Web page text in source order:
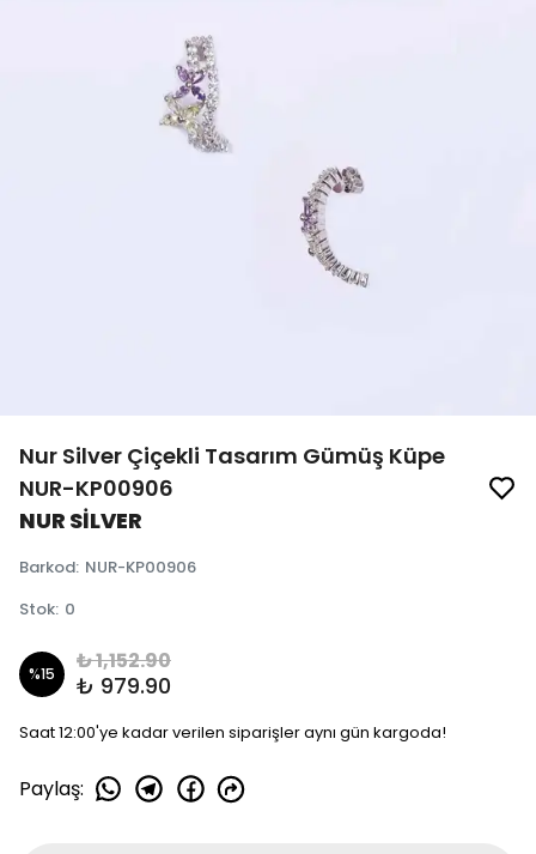
Nur Silver Çiçekli Tasarım Gümüş Küpe
NUR-KP00906
NUR SİLVER
Barkod: NUR-KP00906
Stok: 0
%15 ₺ 1,152.90
₺ 979.90
Saat 12:00'ye kadar verilen siparişler aynı gün kargoda!
Paylaş: